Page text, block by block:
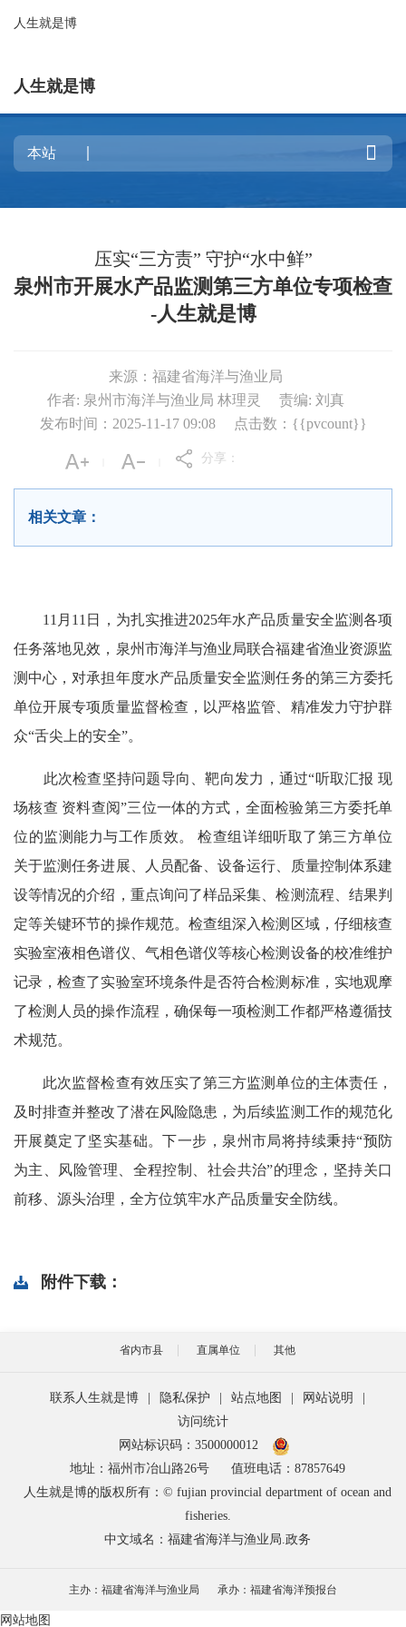
人生就是博
人生就是博

压实“三方责” 守护“水中鲜”
泉州市开展水产品监测第三方单位专项检查
-人生就是博
来源：福建省海洋与渔业局
作者: 泉州市海洋与渔业局 林理灵
责编: 刘真
发布时间：2025-11-17 09:08
点击数：{{pvcount}}
分享：
相关文章：
11月11日，为扎实推进2025年水产品质量安全监测各项
任务落地见效，泉州市海洋与渔业局联合福建省渔业资源监
测中心，对承担年度水产品质量安全监测任务的第三方委托
单位开展专项质量监督检查，以严格监管、精准发力守护群
众“舌尖上的安全”。
此次检查坚持问题导向、靶向发力，通过“听取汇报 现
场核查 资料查阅”三位一体的方式，全面检验第三方委托单
位的监测能力与工作质效。 检查组详细听取了第三方单位
关于监测任务进展、人员配备、设备运行、质量控制体系建
设等情况的介绍，重点询问了样品采集、检测流程、结果判
定等关键环节的操作规范。检查组深入检测区域，仔细核查
实验室液相色谱仪、气相色谱仪等核心检测设备的校准维护
记录，检查了实验室环境条件是否符合检测标准，实地观摩
了检测人员的操作流程，确保每一项检测工作都严格遵循技
术规范。
此次监督检查有效压实了第三方监测单位的主体责任，
及时排查并整改了潜在风险隐患，为后续监测工作的规范化
开展奠定了坚实基础。下一步，泉州市局将持续秉持“预防
为主、风险管理、全程控制、社会共治”的理念，坚持关口
前移、源头治理，全方位筑牢水产品质量安全防线。
附件下载：
省内市县 直属单位 其他
联系人生就是博 隐私保护 站点地图 网站说明
访问统计
网站标识码：3500000012
地址：福州市冶山路26号
值班电话：87857649
人生就是博的版权所有：© fujian provincial department of ocean and
fisheries.
中文域名：福建省海洋与渔业局.政务
主办：福建省海洋与渔业局 承办：福建省海洋预报台
网站地图